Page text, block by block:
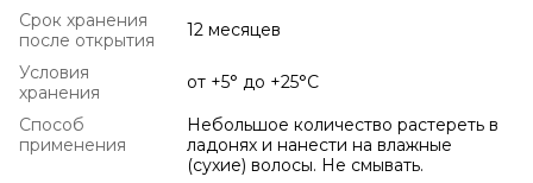
Срок хранения
после открытия
12 месяцев
Условия
хранения
от +5° до +25°С
Способ
применения
Небольшое количество растереть в
ладонях и нанести на влажные
(сухие) волосы. Не смывать.